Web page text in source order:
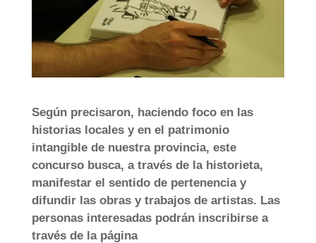
Según precisaron, haciendo foco en las
historias locales y en el patrimonio
intangible de nuestra provincia, este
concurso busca, a través de la historieta,
manifestar el sentido de pertenencia y
difundir las obras y trabajos de artistas. Las
personas interesadas podrán inscribirse a
través de la página